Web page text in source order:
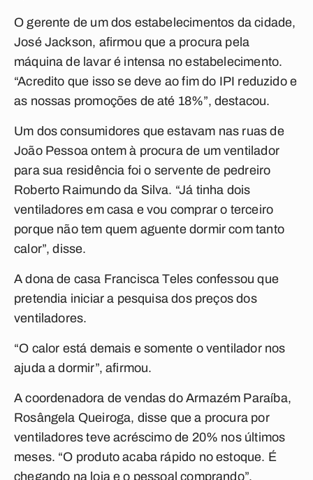
O gerente de um dos estabelecimentos da cidade,
José Jackson, afirmou que a procura pela
máquina de lavar é intensa no estabelecimento.
“Acredito que isso se deve ao fim do IPI reduzido e
as nossas promoções de até 18%”, destacou.
Um dos consumidores que estavam nas ruas de
João Pessoa ontem à procura de um ventilador
para sua residência foi o servente de pedreiro
Roberto Raimundo da Silva. “Já tinha dois
ventiladores em casa e vou comprar o terceiro
porque não tem quem aguente dormir com tanto
calor”, disse.
A dona de casa Francisca Teles confessou que
pretendia iniciar a pesquisa dos preços dos
ventiladores.
“O calor está demais e somente o ventilador nos
ajuda a dormir”, afirmou.
A coordenadora de vendas do Armazém Paraíba,
Rosângela Queiroga, disse que a procura por
ventiladores teve acréscimo de 20% nos últimos
meses. “O produto acaba rápido no estoque. É
chegando na loja e o pessoal comprando”.